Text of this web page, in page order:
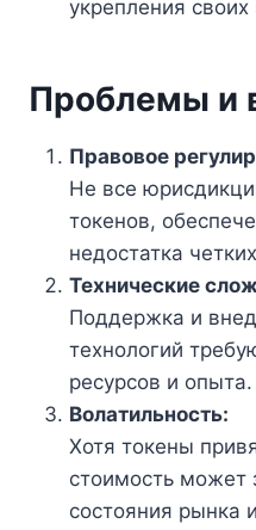
укрепления
Проблемы и
Правовое
Не все
токенов,
недостатка
Технические
Поддержка и
технологий
ресурсов и опыта.
Волатильность:
Хотя токены
стоимость может
состояния рынка